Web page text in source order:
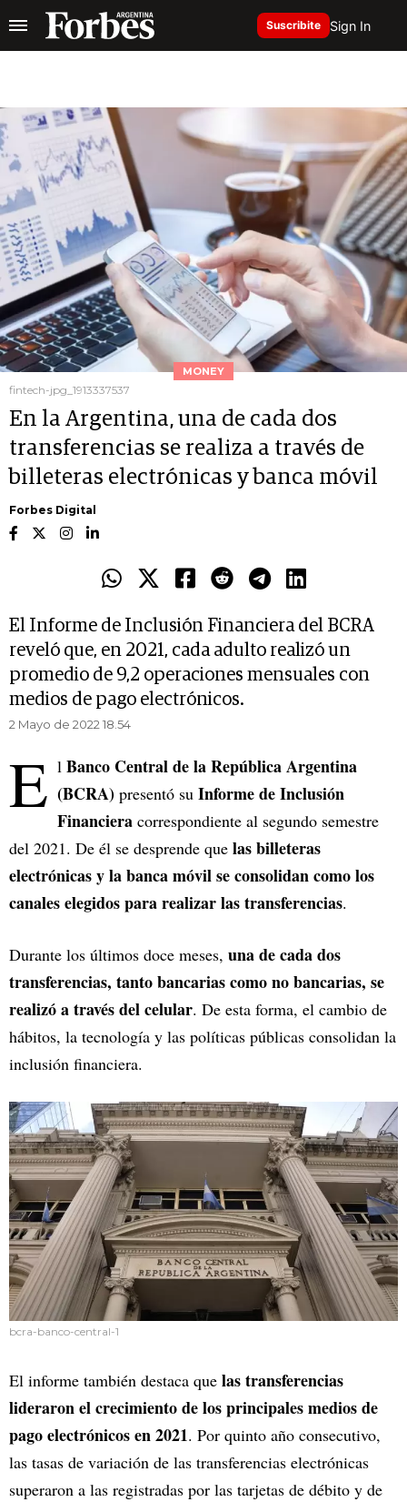
Suscribite Sign In
MONEY
fintech-jpg_1913337537
En la Argentina, una de cada dos
transferencias se realiza a través de
billeteras electrónicas y banca móvil
Forbes Digital
El Informe de Inclusión Financiera del BCRA
reveló que, en 2021, cada adulto realizó un
promedio de 9,2 operaciones mensuales con
medios de pago electrónicos.
2 Mayo de 2022 18.54
E l Banco Central de la República Argentina
(BCRA) presentó su Informe de Inclusión
Financiera correspondiente al segundo semestre
del 2021. De él se desprende que las billeteras
electrónicas y la banca móvil se consolidan como los
canales elegidos para realizar las transferencias.
Durante los últimos doce meses, una de cada dos
transferencias, tanto bancarias como no bancarias, se
realizó a través del celular. De esta forma, el cambio de
hábitos, la tecnología y las políticas públicas consolidan la
inclusión financiera.
bcra-banco-central-1
El informe también destaca que las transferencias
lideraron el crecimiento de los principales medios de
pago electrónicos en 2021. Por quinto año consecutivo,
las tasas de variación de las transferencias electrónicas
superaron a las registradas por las tarjetas de débito y de